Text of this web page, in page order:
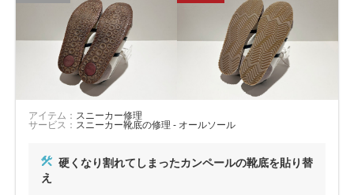
アイテム： スニーカー修理
サービス： スニーカー靴底の修理 - オールソール
硬くなり割れてしまったカンペールの靴底を貼り替
え